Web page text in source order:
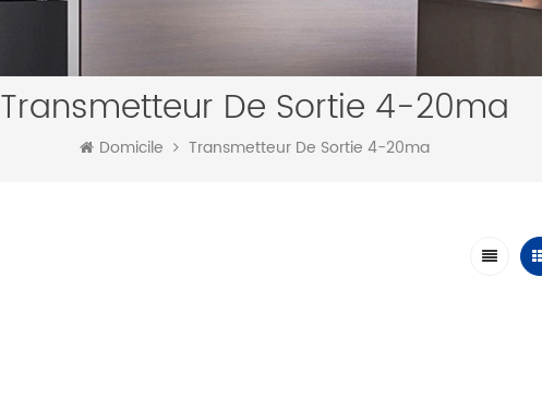
Transmetteur De Sortie 4-20ma
Domicile Transmetteur De Sortie 4-20ma